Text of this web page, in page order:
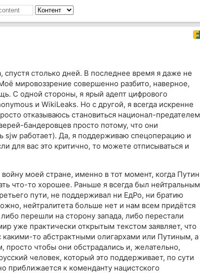
спустя столько дней. В последнее время я даже не
мировоззрение совершенно разбито, наверное,
С одной стороны, я ярый адепт цифрового
и WikiLeaks. Но с другой, я всегда искренне
отказываюсь становиться национал-предателем
бандеровцев просто потому, что они
sjw работает). Да, я поддерживаю спецоперацию и
для вас это критично, то можете отписываться и
моей стране, именно в тот момент, когда Путин
что-то хорошее. Раньше я всегда был нейтральным
пути, не поддерживал ни ЕдРо, ни братию
нейтралитета больше нет и нам всем придётся
перешли на сторону запада, либо перестали
уже практически открытым текстом заявляет, что
какими-то абстрактными олигархами или Путиным, а
просто чтобы они обстрадались и, желательно,
человек, который это поддерживает, по сути
приближается к коменданту нацистского